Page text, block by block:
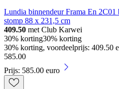
Lundia binnendeur Frama En
stomp 88 x 231,5 cm
409.50 met Club Karwei
30% korting30% korting
30% korting, voordeelprijs: 409.50
585.00
Prijs: 585.00 euro